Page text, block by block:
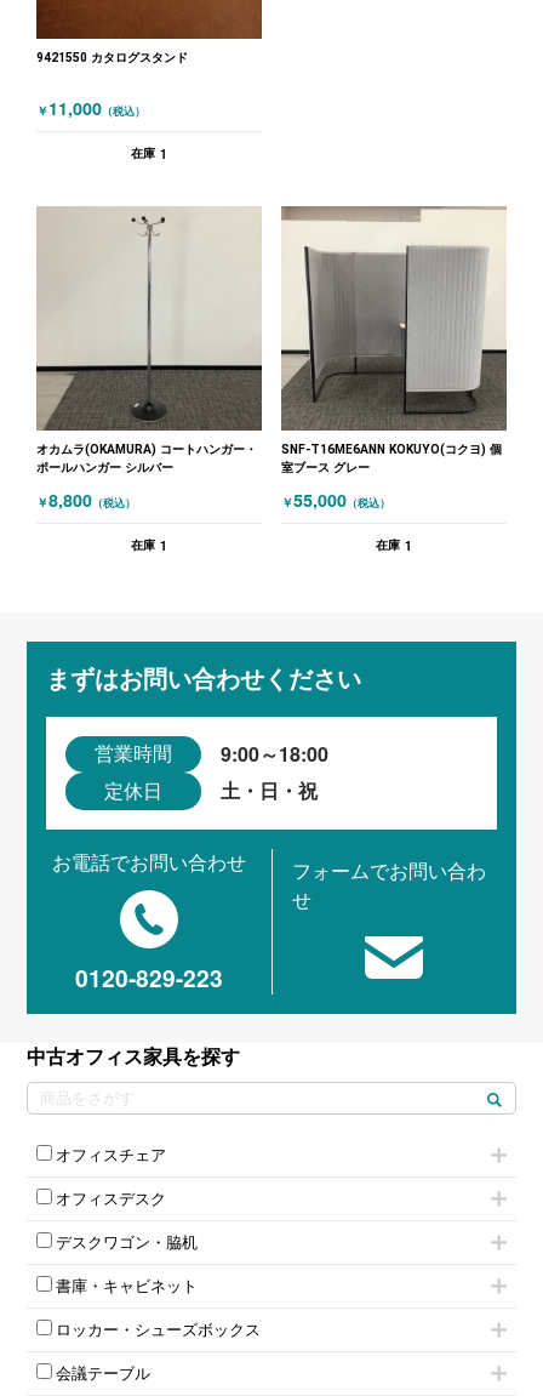
9421550 カタログスタンド
￥ 11,000 （税込）
在庫 1
オカムラ(OKAMURA) コートハンガー・
ポールハンガー シルバー
￥8,800 （税込）
在庫 1
SNF-T16ME6ANN KOKUYO(コクヨ) 個
室ブース グレー
￥55,000 （税込）
在庫 1
まずはお問い合わせください
営業時間 9:00～18:00
定休日 土・日・祝
お電話でお問い合わせ
0120-829-223
フォームでお問い合わ
せ
中古オフィス家具を探す
オフィスチェア
肘無しチェア
役員チェア
オフィスチェアその他
オフィスデスク
フリーアドレスデスク（ベンチデスク）
昇降デスク
両袖机
デスクワゴン・脇机
インワゴン2段
インワゴン3段
脇机
書庫・キャビネット
ハイキャビネット
ローキャビネット
両開きキャビネット
ロッカー・シューズボックス
1人用ロッカー
2人用ロッカー
会議テーブル